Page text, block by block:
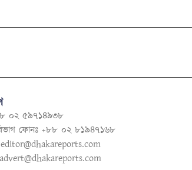
০২ ৫৯৭১৪৯৩৮
ফোনঃ +৮৮ ০২ ৮১৯৪৭১৬৮
editor@dhakareports.com
advert@dhakareports.com